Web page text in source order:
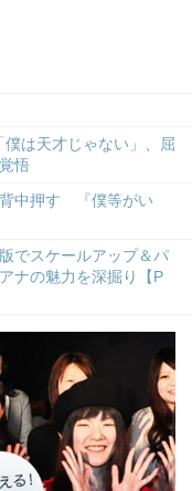
僕は天才じゃない」、屈
悟
中押す 『僕等がい
でスケールアップ＆パ
ナの魅力を深掘り【P